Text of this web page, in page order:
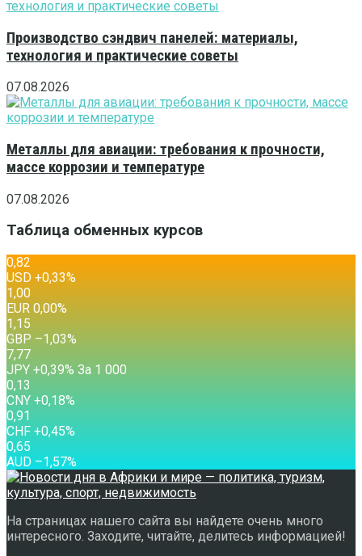
Производство сэндвич панелей: материалы,
технология и практические советы
07.08.2026
Металлы для авиации: требования к прочности,
массе коррозии и температуре
07.08.2026
Таблица обменных курсов
0,82
USD +0,33%
1,00
EUR 0,00%
1,15
GBP –1,03%
7,77
JPY +0,39% За 1 000
0,13
CNY +0,18%
0,91
CHF +0,45%
0,65
AUD –1,57%
На страницах нашего сайта вы найдете очень много
интересного. Заходите, читайте, делитесь информацией!